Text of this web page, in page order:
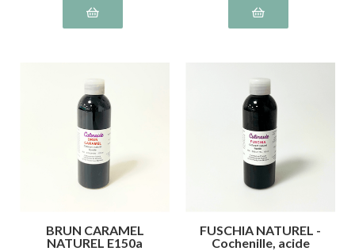
BRUN CARAMEL
NATUREL E150a
FUSCHIA NATUREL -
Cochenille, acide